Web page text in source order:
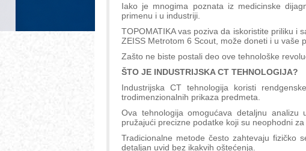
Iako je mnogima poznata iz medicinske
primenu i u industriji.
TOPOMATIKA vas poziva da iskoristite priliku i
ZEISS Metrotom 6 Scout, može doneti i u vaše
Zašto ne biste postali deo ove tehnološke
ŠTO JE INDUSTRIJSKA CT TEHNOLOGIJA?
Industrijska CT tehnologija koristi
trodimenzionalnih prikaza predmeta.
Ova tehnologija omogućava detaljnu analizu
pružajući precizne podatke koji su neophodni za
Tradicionalne metode često zahtevaju fizičko
detaljan uvid bez ikakvih oštećenja.